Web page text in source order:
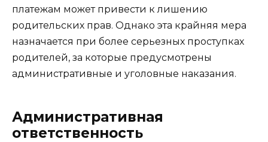
платежам может привести к лишению
родительских прав. Однако эта крайняя мера
назначается при более серьезных проступках
родителей, за которые предусмотрены
административные и уголовные наказания.
Административная
ответственность